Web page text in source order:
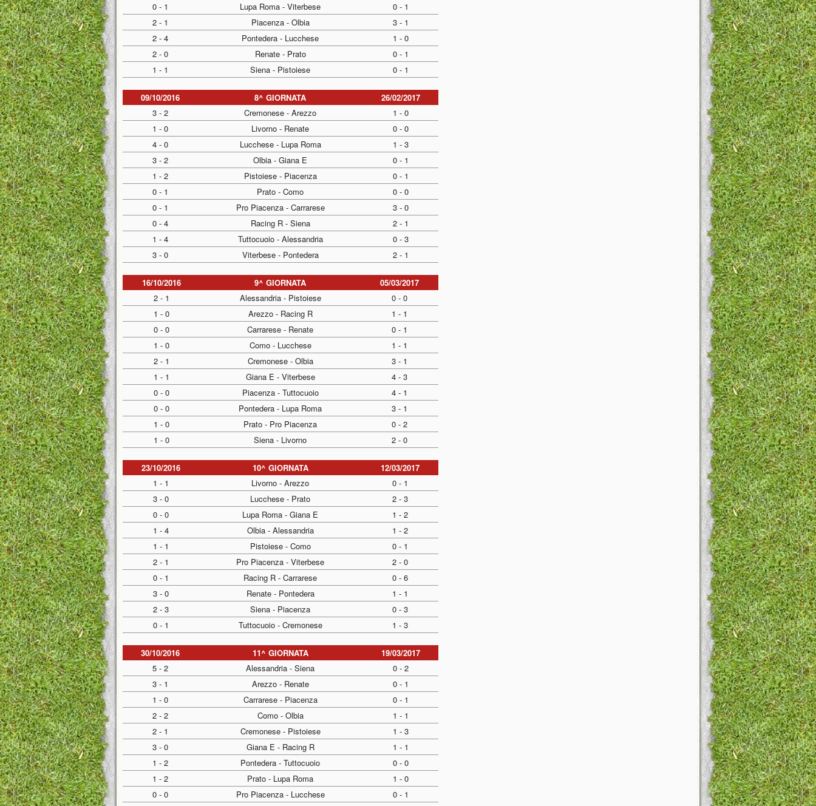
0 - 1
Lupa Roma - Viterbese
0 - 1
2 - 1
Piacenza - Olbia
3 - 1
2 - 4
Pontedera - Lucchese
1 - 0
2 - 0
Renate - Prato
0 - 1
1 - 1
Siena - Pistoiese 0 - 1
09/10/2016 8^ GIORNATA
26/02/2017
3 - 2
Cremonese - Arezzo
1 - 0
1 - 0
Livorno - Renate
0 - 0
4 - 0
Lucchese - Lupa Roma
1 - 3
3 - 2
Olbia - Giana E
0 - 1
1 - 2
Pistoiese - Piacenza
0 - 1
0 - 1
Prato - Como
0 - 0
0 - 1
Pro Piacenza - Carrarese
3 - 0
0 - 4
Racing R - Siena
2 - 1
1 - 4
Tuttocuoio - Alessandria
0 - 3
3 - 0
Viterbese - Pontedera 2 - 1
16/10/2016 9^ GIORNATA
05/03/2017
2 - 1
Alessandria - Pistoiese
0 - 0
1 - 0
Arezzo - Racing R
1 - 1
0 - 0
Carrarese - Renate
0 - 1
1 - 0
Como - Lucchese
1 - 1
2 - 1
Cremonese - Olbia
3 - 1
1 - 1
Giana E - Viterbese
4 - 3
0 - 0
Piacenza - Tuttocuoio
4 - 1
0 - 0
Pontedera - Lupa Roma
3 - 1
1 - 0
Prato - Pro Piacenza
0 - 2
1 - 0
Siena - Livorno 2 - 0
23/10/2016 10^ GIORNATA
12/03/2017
1 - 1
Livorno - Arezzo
0 - 1
3 - 0
Lucchese - Prato
2 - 3
0 - 0
Lupa Roma - Giana E
1 - 2
1 - 4
Olbia - Alessandria
1 - 2
1 - 1
Pistoiese - Como
0 - 1
2 - 1
Pro Piacenza - Viterbese
2 - 0
0 - 1
Racing R - Carrarese
0 - 6
3 - 0
Renate - Pontedera
1 - 1
2 - 3
Siena - Piacenza
0 - 3
0 - 1
Tuttocuoio - Cremonese 1 - 3
30/10/2016 11^ GIORNATA
19/03/2017
5 - 2
Alessandria - Siena
0 - 2
3 - 1
Arezzo - Renate
0 - 1
1 - 0
Carrarese - Piacenza
0 - 1
2 - 2
Como - Olbia
1 - 1
2 - 1
Cremonese - Pistoiese
1 - 3
3 - 0
Giana E - Racing R
1 - 1
1 - 2
Pontedera - Tuttocuoio
0 - 0
1 - 2
Prato - Lupa Roma
1 - 0
0 - 0
Pro Piacenza - Lucchese
0 - 1